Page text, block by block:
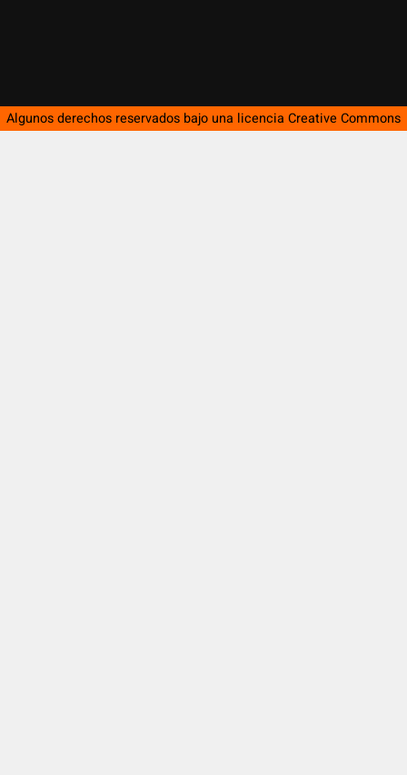
Algunos derechos reservados bajo una licencia Creative Commons